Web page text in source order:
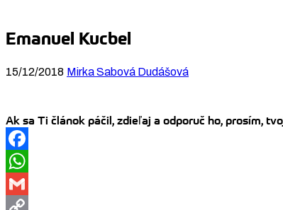
Emanuel Kucbel
15/12/2018 Mirka Sabová Dudášová
Ak sa Ti článok páčil, zdieľaj a odporuč ho, prosím,
Facebook
WhatsApp
Gmail